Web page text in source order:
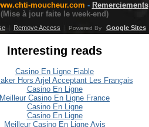
moucheur.com - Remerciements
(Mise à jour faite le week-end)
| Remove Access | Powered By Google Sites
Interesting reads
Casino En Ligne Fiable
Hors Arjel Acceptant Les Français
Casino En Ligne
Meilleur Casino En Ligne France
Casino En Ligne
Casino En Ligne
Meilleur Casino En Ligne Avis